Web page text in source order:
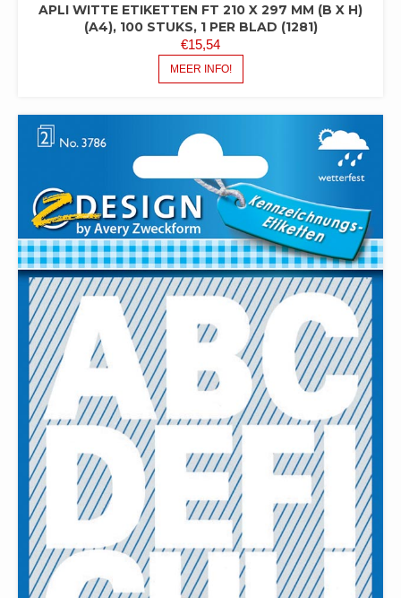
APLI WITTE ETIKETTEN FT 210 X 297 MM (B X H)
(A4), 100 STUKS, 1 PER BLAD (1281)
€15,54
MEER INFO!